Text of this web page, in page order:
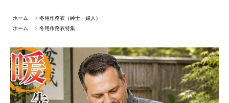
ホーム > 冬用作務衣（紳士・婦人）
ホーム
> 冬用作務衣特集